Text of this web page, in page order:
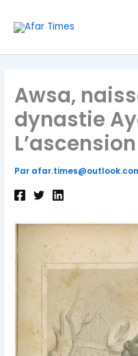
contenu
Awsa,
dynastie
Par